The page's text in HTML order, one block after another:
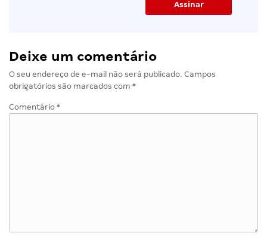
Deixe um comentário
O seu endereço de e-mail não será publicado. Campos
obrigatórios são marcados com *
Comentário *